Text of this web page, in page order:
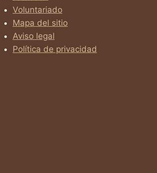
Voluntariado
Mapa del sitio
Aviso legal
Política de privacidad